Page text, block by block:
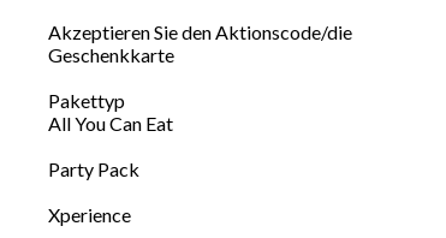
Akzeptieren Sie den Aktionscode/die
Geschenkkarte
Pakettyp
All You Can Eat
Party Pack
Xperience